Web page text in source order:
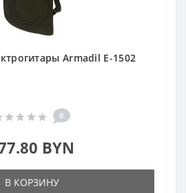
Armadil E-1502
0
BYN
В КОРЗИНУ